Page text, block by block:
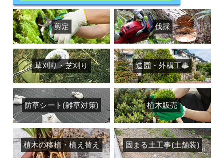
剪定 伐採
草刈り・芝刈り 造園・外構工事
防草シート(雑草対策) 植木販売
植木の移植・植え替え 固まる土工事(土舗装)